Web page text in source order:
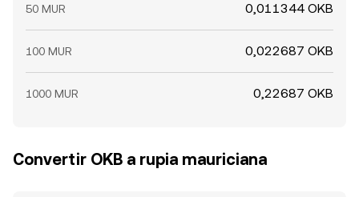
50 MUR 0,011344 OKB
100 MUR 0,022687 OKB
1000 MUR 0,22687 OKB
Convertir OKB a rupia mauriciana